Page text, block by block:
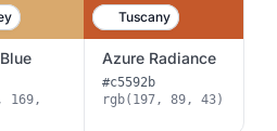
Tuscany
169,
Azure Radiance
#c5592b
rgb(197, 89, 43)